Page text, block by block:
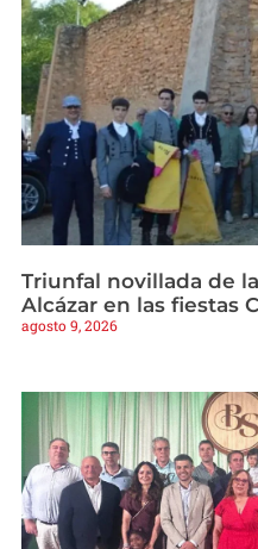
Triunfal novillada de
Alcázar en las fiestas
agosto 9, 2026